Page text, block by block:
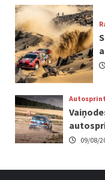
09/08/